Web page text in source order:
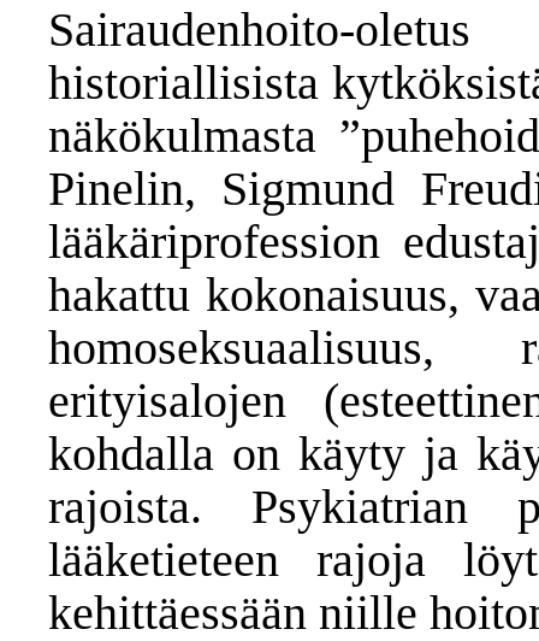
Sairaudenhoito-
historiallisista
näkökulmasta
Pinelin, Sigmund
lääkäriprofession
hakattu kokonaisuus,
erityisalojen
kohdalla on käyty ja
rajoista. Psykiatrian
lääketieteen rajoja
kehittäessään niille